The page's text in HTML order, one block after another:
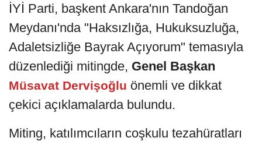
İYİ Parti, başkent Ankara'nın Tandoğan
Meydanı'nda "Haksızlığa, Hukuksuzluğa,
Adaletsizliğe Bayrak Açıyorum" temasıyla
düzenlediği mitingde, Genel Başkan
Müsavat Dervişoğlu önemli ve dikkat
çekici açıklamalarda bulundu.
Miting, katılımcıların coşkulu tezahüratları